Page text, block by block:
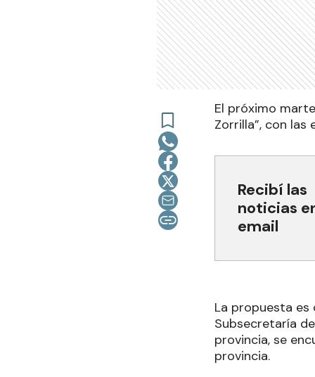
El próximo
Zorrilla”, con
Recibí las
noticias
email
La propuesta es
Subsecretaría
provincia, se
provincia.